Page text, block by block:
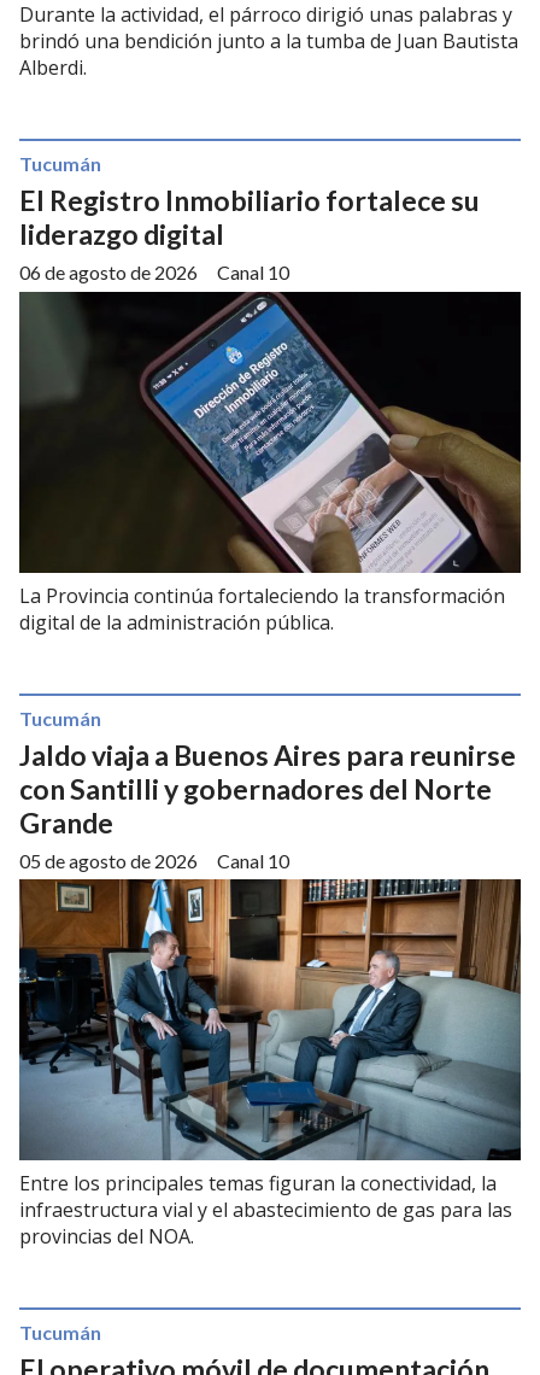
Durante la actividad, el párroco dirigió unas palabras y
brindó una bendición junto a la tumba de Juan Bautista
Alberdi.
El Registro Inmobiliario fortalece su
liderazgo digital
Canal 10
Tucumán
06 de agosto de 2026
La Provincia continúa fortaleciendo la transformación
digital de la administración pública.
Jaldo viaja a Buenos Aires para reunirse
con Santilli y gobernadores del Norte
Grande
Canal 10
Tucumán
05 de agosto de 2026
Entre los principales temas figuran la conectividad, la
infraestructura vial y el abastecimiento de gas para las
provincias del NOA.
Tucumán